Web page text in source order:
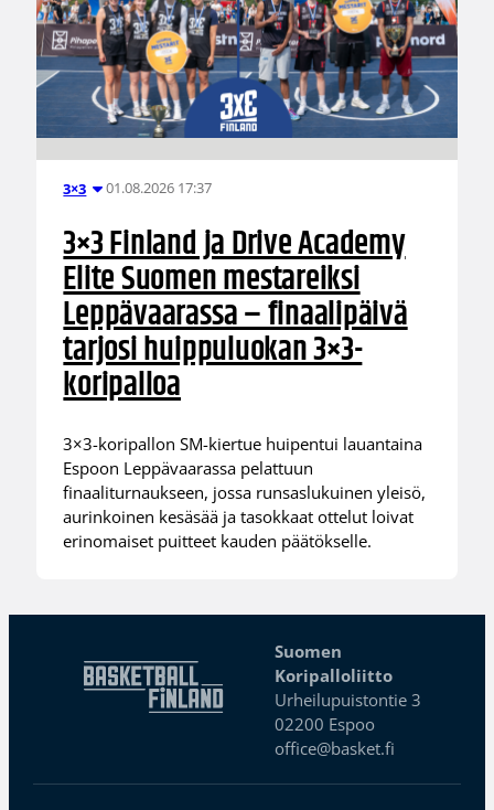
3×3 01.08.2026 17:37
3×3 Finland ja Drive Academy
Elite Suomen mestareiksi
Leppävaarassa – finaalipäivä
tarjosi huippuluokan 3×3-
koripalloa
3×3-koripallon SM-kiertue huipentui lauantaina
Espoon Leppävaarassa pelattuun
finaaliturnaukseen, jossa runsaslukuinen yleisö,
aurinkoinen kesäsää ja tasokkaat ottelut loivat
erinomaiset puitteet kauden päätökselle.
Suomen
Koripalloliitto
Urheilupuistontie 3
02200 Espoo
office@basket.fi